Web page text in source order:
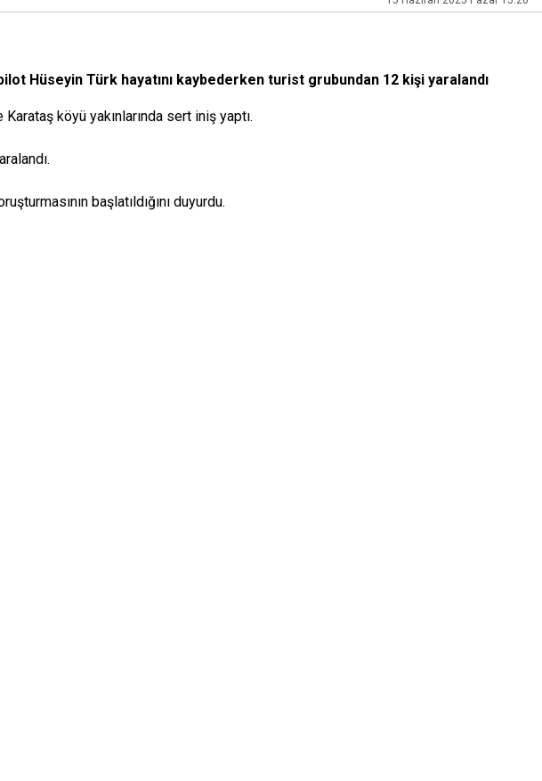
Hüseyin Türk hayatını kaybederken turist grubundan 12 kişi yaralandı
köyü yakınlarında sert iniş yaptı.
başlatıldığını duyurdu.